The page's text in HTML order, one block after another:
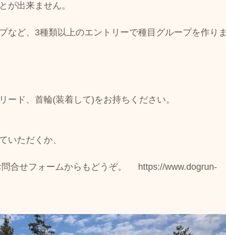
が出来ません。
など、3種類以上のエントリーで種目グループを作りま
ド、首輪(装着して)をお持ちください。
いただくか、
合せフォームからもどうぞ。　 https://www.dogrun-